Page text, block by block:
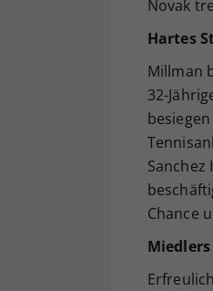
Novak
Hartes
Millman
32-
Chance